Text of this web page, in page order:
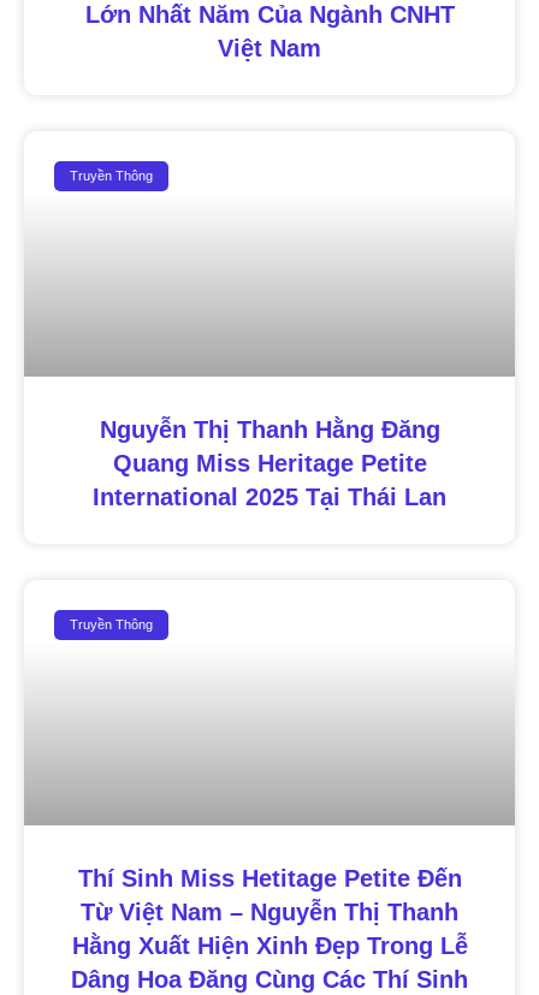
Lớn Nhất Năm Của Ngành CNHT
Việt Nam
Truyền Thông
Nguyễn Thị Thanh Hằng Đăng
Quang Miss Heritage Petite
International 2025 Tại Thái Lan
Truyền Thông
Thí Sinh Miss Hetitage Petite Đến
Từ Việt Nam – Nguyễn Thị Thanh
Hằng Xuất Hiện Xinh Đẹp Trong Lễ
Dâng Hoa Đăng Cùng Các Thí Sinh